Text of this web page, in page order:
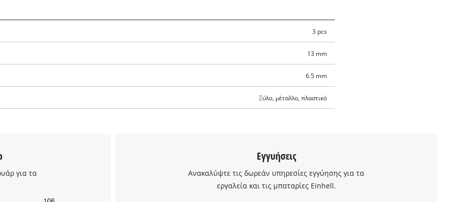
να φορτώσουμε την υπηρεσία Google
3 pcs
13 mm
6.5 mm
Ξύλο, μέταλλο, πλαστικό
για τα
Εγγυήσεις
Ανακαλύψτε τις δωρεάν υπηρεσίες εγγύησης για τα
εργαλεία και τις μπαταρίες Einhell.